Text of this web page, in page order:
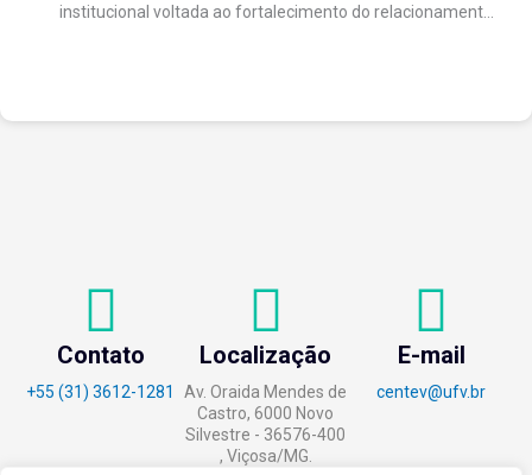
institucional voltada ao fortalecimento do relacionamento
Contato
+55 (31) 3612-1281
Localização
Av. Oraida Mendes de
Castro, 6000 Novo
Silvestre - 36576-400
, Viçosa/MG.
E-mail
centev@ufv.br